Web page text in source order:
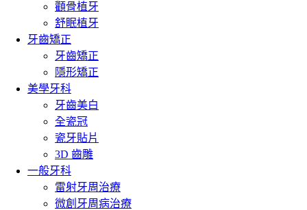
顴骨植牙
舒眠植牙
牙齒矯正
牙齒矯正
隱形矯正
美學牙科
牙齒美白
全瓷冠
瓷牙貼片
3D 齒雕
一般牙科
雷射牙周治療
微創牙周病治療